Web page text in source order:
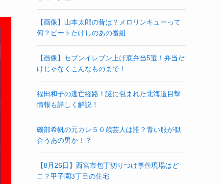
【画像】山本太郎の昔は？メロリンキューって
何？ビートたけしのあの番組
【画像】セブンイレブン上げ底弁当5選！弁当だ
けじゃなくこんなものまで！
福田和子の逃亡経路！謎に包まれた北海道目撃
情報も詳しく解説！
磯部希帆の元カレ５０歳芸人は誰？青い服が似
合うあの男か！？
【8月26日】西宮市包丁切りつけ事件現場はど
こ？甲子園3丁目の住宅